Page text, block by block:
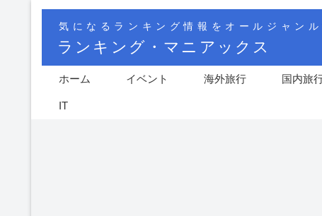
気になるランキング情報をオールジャンル
ランキング・マニアックス
ホーム イベント 海外旅行 国内旅
IT